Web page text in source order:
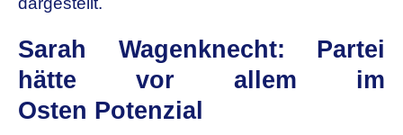
Sarah Wagenknecht: Partei
hätte vor allem im
Osten Potenzial